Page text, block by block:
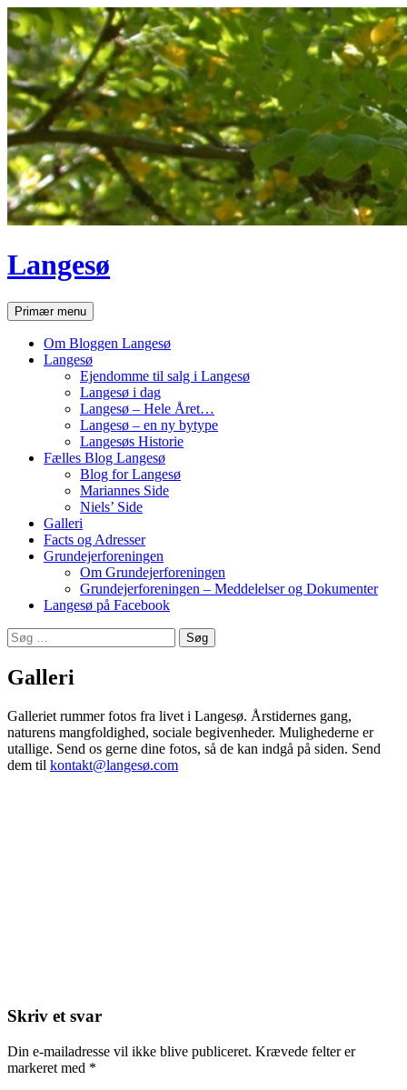
Hop
til
indhold
Langesø
SøgPrimær menu
Om Bloggen Langesø
Langesø
Ejendomme til salg i Langesø
Langesø i dag
Langesø – Hele Året…
Langesø – en ny bytype
Langesøs Historie
Fælles Blog Langesø
Blog for Langesø
Mariannes Side
Niels’ Side
Galleri
Facts og Adresser
Grundejerforeningen
Om Grundejerforeningen
Grundejerforeningen – Meddelelser og Dokumenter
Langesø på Facebook
Søg
efter:
Galleri
Galleriet rummer fotos fra livet i Langesø. Årstidernes gang,
naturens mangfoldighed, sociale begivenheder. Mulighederne er
utallige. Send os gerne dine fotos, så de kan indgå på siden. Send
dem til kontakt@langesø.com
Skriv et svar
Din e-mailadresse vil ikke blive publiceret. Krævede felter er
markeret med *